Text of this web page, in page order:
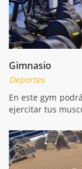
Gimnasio
Deportes
En este gym
ejercitar tus